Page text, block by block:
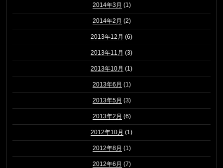
2014年3月 (1)
2014年2月 (2)
2013年12月 (6)
2013年11月 (3)
2013年10月 (1)
2013年6月 (1)
2013年5月 (3)
2013年2月 (6)
2012年10月 (1)
2012年8月 (1)
2012年6月 (7)